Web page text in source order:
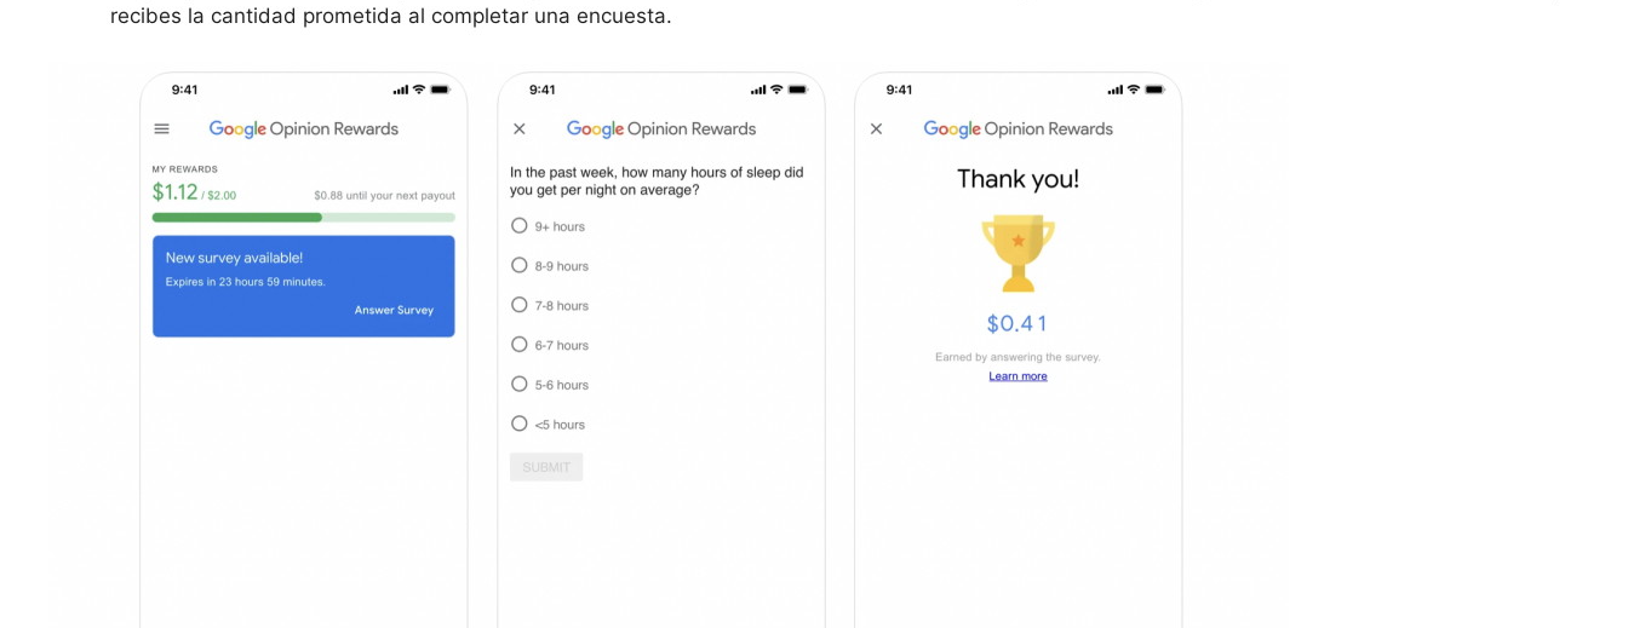
recibes la cantidad prometida al completar una encuesta.